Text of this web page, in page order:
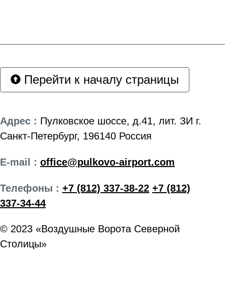
Перейти к началу страницы
Адрес : Пулковское шоссе, д.41, лит. ЗИ г.
Санкт-Петербург, 196140 Россия
E-mail : office@pulkovo-airport.com
Телефоны : +7 (812) 337-38-22 +7 (812)
337-34-44
© 2023 «Воздушные Ворота Северной
Столицы»